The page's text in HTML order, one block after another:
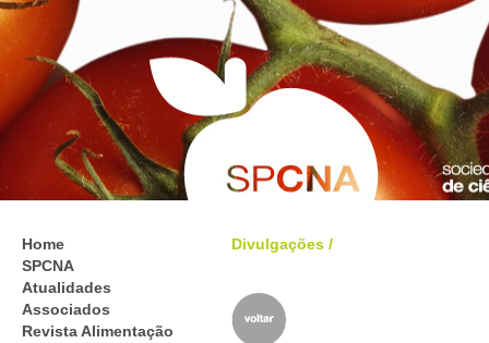
Home
SPCNA
Atualidades
Associados
Revista Alimentação
Divulgações /